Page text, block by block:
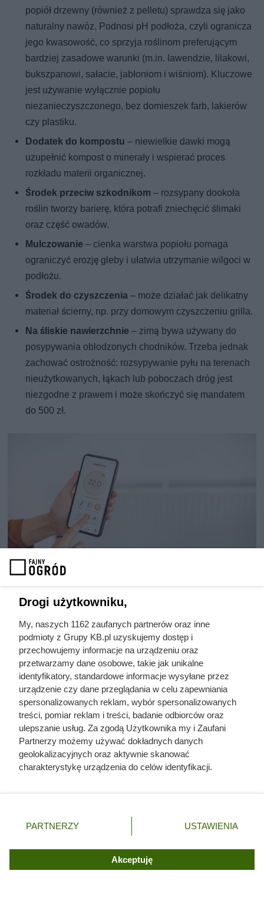
popiół drzewny (również z pelletu) sprawdza się jako
naturalny nawóz. Podnosi pH podłoża, czyli ogranicza
jego kwasowość, co sprzyja roślinom preferującym
bardziej zasadowe warunki (m.in. lawendzie, lilakowi,
bukszpanowi, sałacie, jabłoniom i wiśniom). Kluczowe
jest używanie wyłącznie popiołu
niezanieczyszczonego, bez domieszek farb, lakierów
czy plastiku.
Dodatek do kompostu – niewielkie dawki mogą
uzupełnić kompost o minerały i wspierać proces
rozkładu materii organicznej.
Środek przeciw szkodnikom – rozsypany dookoła
roślin tworzy barierę, która potrafi zniechęcić ślimaki
oraz część owadów.
Mulczowanie – cienka warstwa popiołu pomaga
ograniczyć erozję gleby i ułatwia utrzymanie wilgoci w
podłożu.
Środek do czyszczenia – może działać jak delikatny
materiał ścierny, np. przy domowym czyszczeniu grilla.
Na śliskie nawierzchnie – zimą bywa używany do
posypywania oblodzonych chodników. Trzeba jednak
zachować ostrożność: rozsypywanie pyłu na terenach
nieużytkowanych, łąkach lub poboczach dróg jest
niezgodne z prawem i może skończyć się mandatem
do 500 zł.
Wykorzystując sztuczną inteligencję, systemy grzewcze analizują
dane dotyczące codziennych nawyków mieszkańców, takich jak
godziny pracy, snu czy okresy największej aktywności w domu, fot.
rh2010
Drogi użytkowniku,
My, naszych 1162 zaufanych partnerów oraz inne
podmioty z Grupy KB.pl uzyskujemy dostęp i
przechowujemy informacje na urządzeniu oraz
przetwarzamy dane osobowe, takie jak unikalne
identyfikatory, standardowe informacje wysyłane przez
urządzenie czy dane przeglądania w celu zapewniania
spersonalizowanych reklam, wybór spersonalizowanych
treści, pomiar reklam i treści, badanie odbiorców oraz
ulepszanie usług. Za zgodą Użytkownika my i Zaufani
Partnerzy możemy używać dokładnych danych
geolokalizacyjnych oraz aktywnie skanować
charakterystykę urządzenia do celów identyfikacji.
zmienić/wycofać klikając przycisk ustawień prywatności
znajdujący się w lewym dolnym rogu strony. Niektóre
użytkownika, ale masz prawo sprzeciwić się takiemu
przetwarzaniu. Preferencje będą miały zastosowania tylko
PARTNERZY USTAWIENIA
Akceptuję